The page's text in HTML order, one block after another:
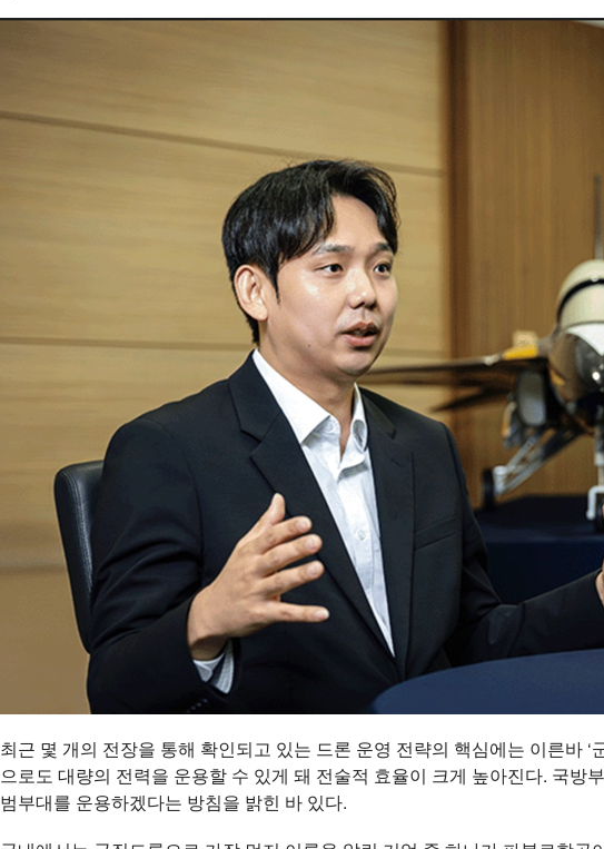
최근 몇 개의 전장을 통해 확인되고 있는 드론 운영 전략의 핵심에는 이른바
으로도 대량의 전력을 운용할 수 있게 돼 전술적 효율이 크게 높아진다. 국방
범부대를 운용하겠다는 방침을 밝힌 바 있다.